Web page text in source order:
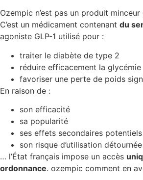
Ozempic n’est pas un produit
C’est un médicament contenant du
agoniste GLP-1 utilisé pour :
traiter le diabète de type 2
réduire efficacement la glycémie
favoriser une perte de poids
En raison de :
son efficacité
sa popularité
ses effets secondaires potentiels
son risque d’utilisation détournée
… l’État français impose un accès
ordonnance. ozempic comment en